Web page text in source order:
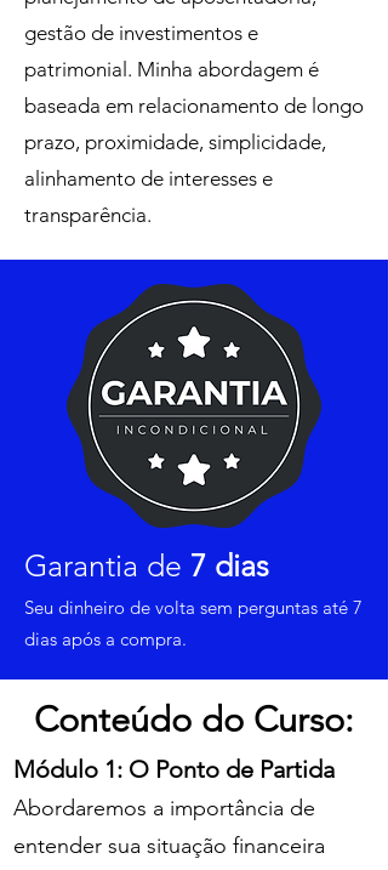
gestão de investimentos e
patrimonial. Minha abordagem é
baseada em relacionamento de longo
prazo, proximidade, simplicidade,
alinhamento de interesses e
transparência.
Garantia de 7 dias
Seu dinheiro de volta sem perguntas até 7
dias após a compra.
Conteúdo do Curso:
Módulo 1: O Ponto de Partida
Abordaremos a importância de
entender sua situação financeira